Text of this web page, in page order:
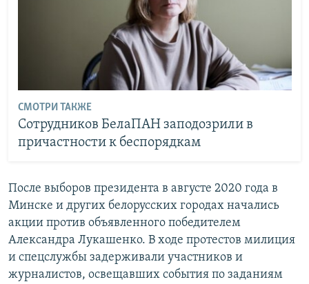
СМОТРИ ТАКЖЕ
Сотрудников БелаПАН заподозрили в
причастности к беспорядкам
После выборов президента в августе 2020 года в
Минске и других белорусских городах начались
акции против объявленного победителем
Александра Лукашенко. В ходе протестов милиция
и спецслужбы задерживали участников и
журналистов, освещавших события по заданиям